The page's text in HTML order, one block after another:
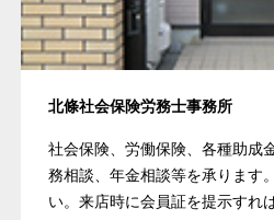
北條社会保険労務士事務所
社会保険、労働保険、各種助成
務相談、年金相談等を承ります
い。来店時に会員証を提示すれ